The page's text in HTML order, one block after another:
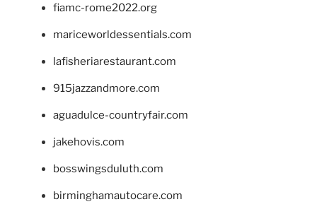
fiamc-rome2022.org
mariceworldessentials.com
lafisheriarestaurant.com
915jazzandmore.com
aguadulce-countryfair.com
jakehovis.com
bosswingsduluth.com
birminghamautocare.com